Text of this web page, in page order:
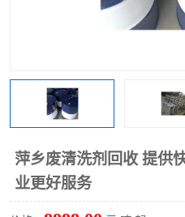
萍乡废清洗剂回收 提供
业更好服务